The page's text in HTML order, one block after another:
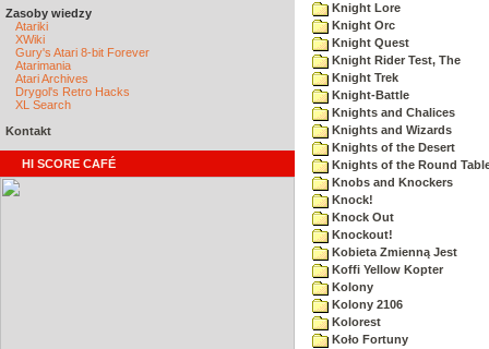
Zasoby wiedzy
Atariki
XWiki
Gury's Atari 8-bit Forever
Atarimania
Atari Archives
Drygol's Retro Hacks
XL Search
Kontakt
HI SCORE CAFÉ
Knight Lore
Knight Orc
Knight Quest
Knight Rider Test, The
Knight Trek
Knight-Battle
Knights and Chalices
Knights and Wizards
Knights of the Desert
Knights of the Round
Knobs and Knockers
Knock!
Knock Out
Knockout!
Kobieta Zmienną Jest
Koffi Yellow Kopter
Kolony
Kolony 2106
Kolorest
Koło Fortuny